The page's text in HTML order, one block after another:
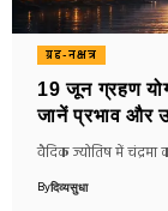
ग्रह-नक्षत्र
19 जून ग्रहण
जानें प्रभाव और
वैदिक ज्योतिष में
Byदिव्यसुधा